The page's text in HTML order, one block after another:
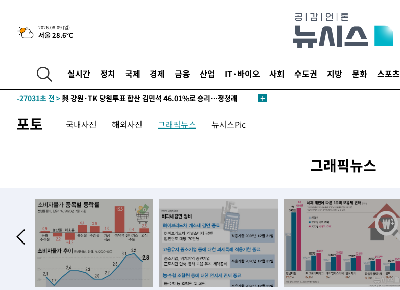
2026.08.09 (일)
서울 28.6℃
실시간 정치 국제 경제 금융 산업 IT·바이오 사회 수도권 지방 문화 스포츠
4시간 전 >美 국방부, 켄달 전 공군장관 보안허가 취소…“에어포스원 기밀정보, 언
-29067초 전 >
AT마드리드 데뷔 앞둔 이강인, 맨시티전 선발 대신 '벤치 시작'
-27697초 전 >
44.40%
-27031초 전 >與 강원·TK 당원투표 합산 김민석 46.01%로 승리…정청래
-26678초 전 >
[속보]與 당대표 경선, 경북 권리당원 투표 김민석 47.37%·정청래
-26580초 전 >[속보]與 당대표 경선, 대구 권리당원 투표 정청래 47.82%·김민석
-12302초 전 >"얼마나 더웠으면"…안동 물길공원서 헤엄친 구렁이 '소동'
-12229초 전 >손흥민, 68분 뛰고 2경기 침묵…LAFC, 톨루카에 1-0 승리(종합)
-11501초 전 >'2경기 연속 침묵' 손흥민, 톨루카전 68분만 뛰고 슈팅 0개
-10253초 전 >이강인, 오늘 서울서 AT마드리드 입단식…'전례 없는 특급대우'
47분 전 >'여긴 20도, 저긴 50도'…열화상 카메라로 본 폭염 저감시설 '온도차'
56분 전 >콜롬비아 신임 우파 대통령 취임 하루만에 차량폭탄 폭발 사건
2시간 전 > 튀르키예 외무장관, "메카 3국 방위협정은 이란이 목표 아냐 " 밝혀
포토 국내사진 해외사진 그래픽뉴스 뉴시스Pic
그래픽뉴스